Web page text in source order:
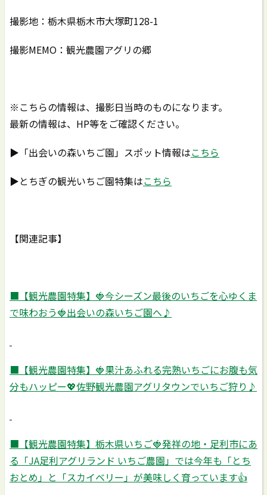
撮影地：栃木県栃木市大塚町128-1
撮影MEMO：観光農園アグリの郷
※こちらの情報は、撮影日当時のものになります。
最新の情報は、HP等をご確認ください。
▶「出会いの森いちご園」スポット情報はこちら
▶とちぎの観光いちご園特集はこちら
【関連記事】
■【観光農園特集】 🍓今シーズン最後のいちごを心ゆくま
で味わおう🍓出会いの森いちご園へ♪
■【観光農園特集】 🍓果汁あふれる完熟いちごにお腹も気
分もハッピー💖佐野観光農園アグリタウンでいちご狩り♪
■ 【観光農園特集】栃木県いちご🍓発祥の地・足利市にあ
る「JA足利アグリランド いちご農園」では今年も「とち
おとめ」と「スカイベリー」が美味しく育っています👍